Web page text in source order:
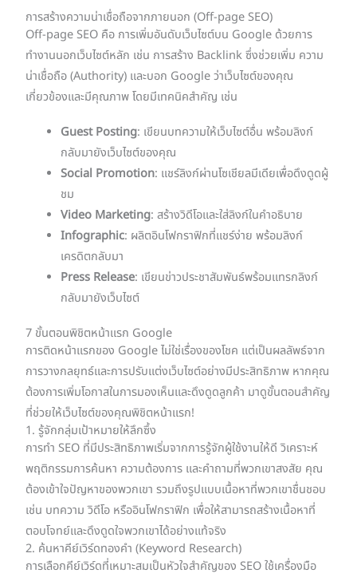
การสร้างความน่าเชื่อถือจากภายนอก (Off-page SEO)
Off-page SEO คือ การเพิ่มอันดับเว็บไซต์บน Google ด้วยการ
ทำงานนอกเว็บไซต์หลัก เช่น การสร้าง Backlink ซึ่งช่วยเพิ่ม ความ
น่าเชื่อถือ (Authority) และบอก Google ว่าเว็บไซต์ของคุณ
เกี่ยวข้องและมีคุณภาพ โดยมีเทคนิคสำคัญ เช่น
Guest Posting: เขียนบทความให้เว็บไซต์อื่น พร้อมลิงก์
กลับมายังเว็บไซต์ของคุณ
Social Promotion: แชร์ลิงก์ผ่านโซเชียลมีเดียเพื่อดึงดูดผู้
ชม
Video Marketing: สร้างวิดีโอและใส่ลิงก์ในคำอธิบาย
Infographic: ผลิตอินโฟกราฟิกที่แชร์ง่าย พร้อมลิงก์
เครดิตกลับมา
Press Release: เขียนข่าวประชาสัมพันธ์พร้อมแทรกลิงก์
กลับมายังเว็บไซต์
7 ขั้นตอนพิชิตหน้าแรก Google
การติดหน้าแรกของ Google ไม่ใช่เรื่องของโชค แต่เป็นผลลัพธ์จาก
การวางกลยุทธ์และการปรับแต่งเว็บไซต์อย่างมีประสิทธิภาพ หากคุณ
ต้องการเพิ่มโอกาสในการมองเห็นและดึงดูดลูกค้า มาดูขั้นตอนสำคัญ
ที่ช่วยให้เว็บไซต์ของคุณพิชิตหน้าแรก!
1. รู้จักกลุ่มเป้าหมายให้ลึกซึ้ง
การทำ SEO ที่มีประสิทธิภาพเริ่มจากการรู้จักผู้ใช้งานให้ดี วิเคราะห์
พฤติกรรมการค้นหา ความต้องการ และคำถามที่พวกเขาสงสัย คุณ
ต้องเข้าใจปัญหาของพวกเขา รวมถึงรูปแบบเนื้อหาที่พวกเขาชื่นชอบ
เช่น บทความ วิดีโอ หรืออินโฟกราฟิก เพื่อให้สามารถสร้างเนื้อหาที่
ตอบโจทย์และดึงดูดใจพวกเขาได้อย่างแท้จริง
2. ค้นหาคีย์เวิร์ดทองคำ (Keyword Research)
การเลือกคีย์เวิร์ดที่เหมาะสมเป็นหัวใจสำคัญของ SEO ใช้เครื่องมือ